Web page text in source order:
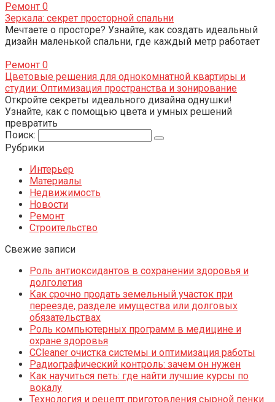
Ремонт 0
Зеркала: секрет просторной спальни
Мечтаете о просторе? Узнайте, как создать идеальный
дизайн маленькой спальни, где каждый метр работает
Ремонт 0
Цветовые решения для однокомнатной квартиры и
студии: Оптимизация пространства и зонирование
Откройте секреты идеального дизайна однушки!
Узнайте, как с помощью цвета и умных решений
превратить
Поиск:
Рубрики
Интерьер
Материалы
Недвижимость
Новости
Ремонт
Строительство
Свежие записи
Роль антиоксидантов в сохранении здоровья и
долголетия
Как срочно продать земельный участок при
переезде, разделе имущества или долговых
обязательствах
Роль компьютерных программ в медицине и
охране здоровья
CCleaner очистка системы и оптимизация работы
Радиографический контроль: зачем он нужен
Как научиться петь: где найти лучшие курсы по
вокалу
Технология и рецепт приготовления сырной пенки